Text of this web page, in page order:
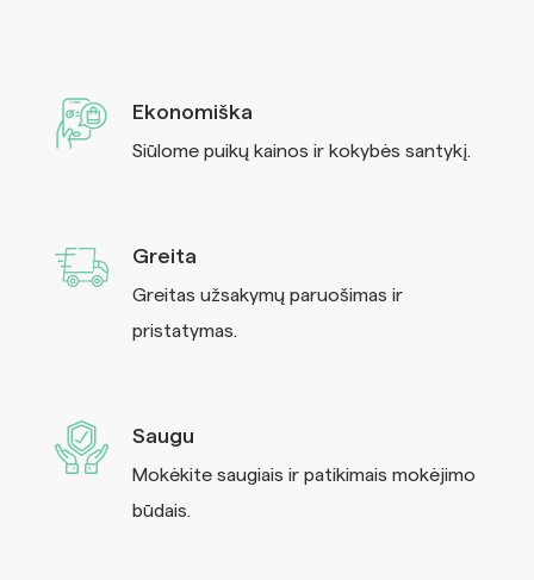
Ekonomiška
Siūlome puikų kainos ir kokybės santykį.
Greita
Greitas užsakymų paruošimas ir
pristatymas.
Saugu
Mokėkite saugiais ir patikimais mokėjimo
būdais.